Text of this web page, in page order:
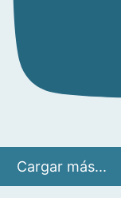
Cargar más...